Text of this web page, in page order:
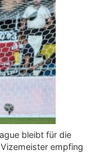
bleibt für die
empfing